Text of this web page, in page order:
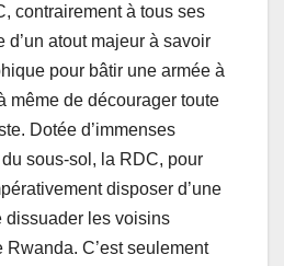
contrairement à tous ses
d’un atout majeur à savoir
pour bâtir une armée à
même de décourager toute
Dotée d’immenses
sous-sol, la RDC, pour
disposer d’une
dissuader les voisins
C’est seulement